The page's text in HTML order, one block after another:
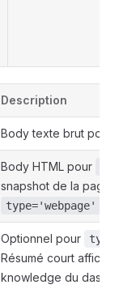
Description
Body texte brut pour
Body HTML pour
snapshot de la page
type='webpage'
Optionnel pour
Résumé court affiché
knowledge du